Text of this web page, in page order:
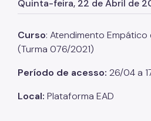
Inscrições Abertas
Como se Inscrever
Listas de Seleção
Educadores
Dicas e Orientações
Quinta-feira, 22 de Abril de
Curso: Atendimento Empático
(Turma 076/2021)
Período de acesso: 26/04 a
Local: Plataforma EAD